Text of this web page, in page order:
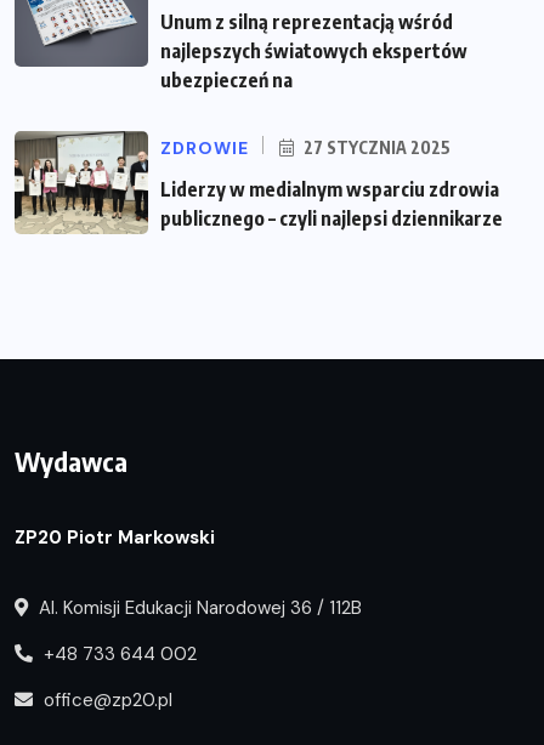
Unum z silną reprezentacją wśród
najlepszych światowych ekspertów
ubezpieczeń na
ZDROWIE 27 STYCZNIA 2025
Liderzy w medialnym wsparciu zdrowia
publicznego – czyli najlepsi dziennikarze
Wydawca
ZP20 Piotr Markowski
Al. Komisji Edukacji Narodowej 36 / 112B
+48 733 644 002
office@zp20.pl